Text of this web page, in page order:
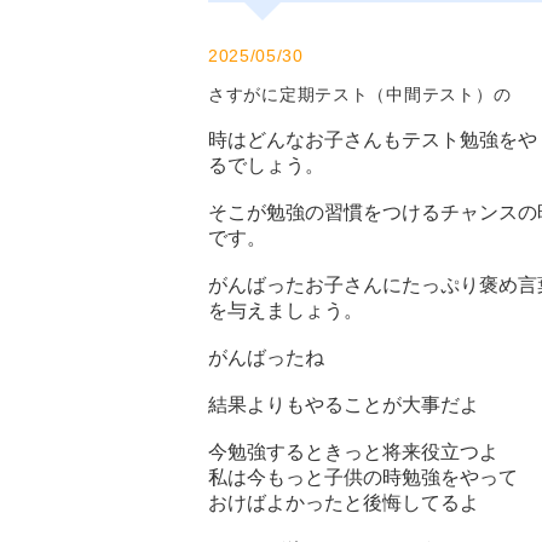
2025/05/30
さすがに定期テスト（中間テスト）の
時はどんなお子さんもテスト勉強をや
るでしょう。
そこが勉強の習慣をつけるチャンスの
です。
がんばったお子さんにたっぷり褒め言
を与えましょう。
がんばったね
結果よりもやることが大事だよ
今勉強するときっと将来役立つよ
私は今もっと子供の時勉強をやって
おけばよかったと後悔してるよ